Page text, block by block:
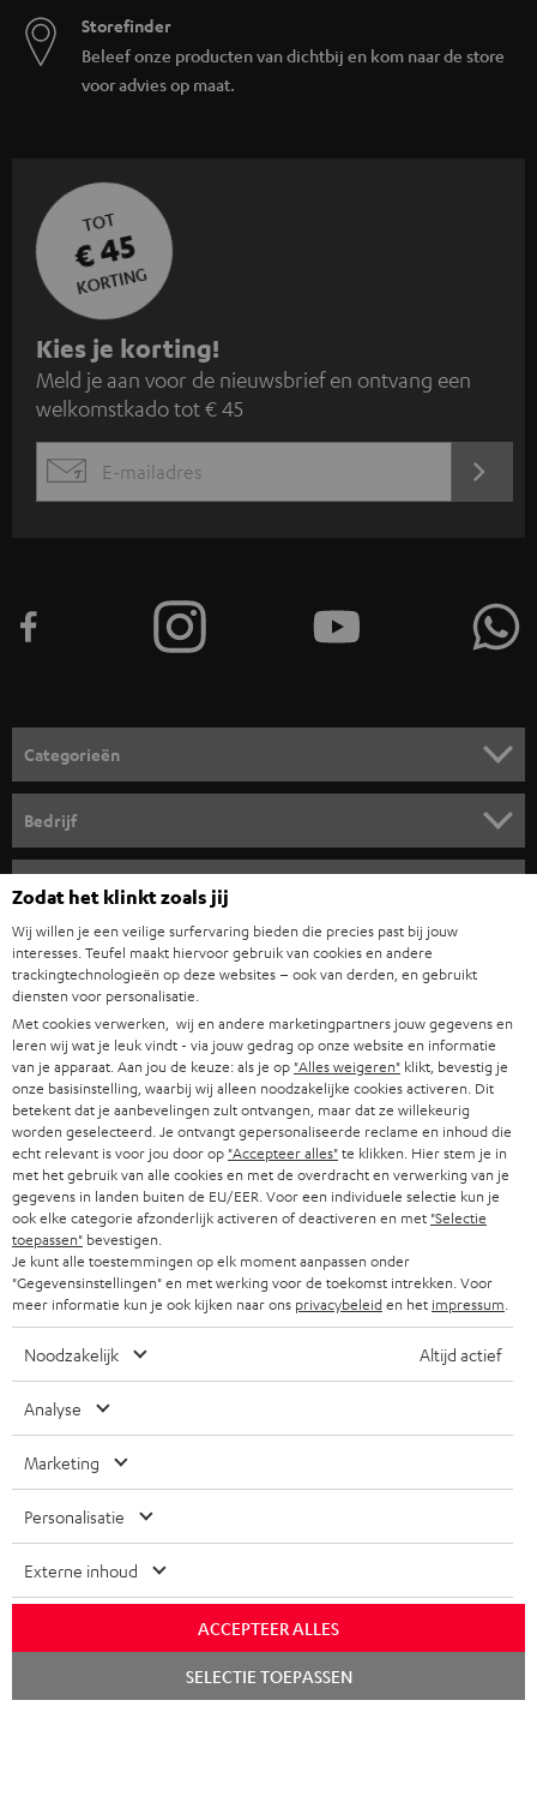
Storefinder
Beleef onze producten van dichtbij en kom naar de store
voor advies op maat.
TOT
€ 45
KORTING
A
a
n
m
e
n
o
r
n
i
e
u
w
s
b
r
i
e
f
Kies je korting!
Meld je aan voor de nieuwsbrief en ontvang een
welkomstkado tot € 45
EMAIL
Categorieën
COMPLETE SYSTEMEN
HIFI-SPEAKERS
SMART HOME
BLUETOOTH
KOPTELEFOONS
BLUETOOTH KOPTELEFOONS
COMPLETE SETS
SPEAKERS
FANSHOP
NIEUWKOMERS
Bedrijf
SUPPORT
CARRIÈRE
PERS & MARKETING
B2B
PARTNERPROGRAMMA
BLOG
NEWSLETTER
STORES
TEUFEL VOORDELEN
TEUFEL STORY
MANAGEMENT
DUURZAAMHEID
NORMEN EN WAARDES
STUDENTENKORTING
Teufel online shops
DUITSLAND
OOSTENRIJK
ZWITSERLAND
NEDERLAND
BELGIË
FRANKRIJK
SPANJE
ITALIË
ANDERE LANDEN
'Kennelijke' (typ)fouten voorbehouden. De op de foto's afgebeelde
accessoires zijn niet bij de levering inbegrepen. Eventuele
verwijderingskosten voor batterijen zijn bij de prijs inbegrepen.
EU Data Act hier de overeenkomst herroepen
Zodat het klinkt zoals jij
Wij willen je een veilige surfervaring bieden die precies past bij jouw
interesses. Teufel maakt hiervoor gebruik van cookies en andere
trackingtechnologieën op deze websites – ook van derden, en gebruikt
diensten voor personalisatie.
Met cookies verwerken, wij en andere marketingpartners jouw gegevens en
leren wij wat je leuk vindt - via jouw gedrag op onze website en informatie
van je apparaat. Aan jou de keuze: als je op "Alles weigeren" klikt, bevestig je
onze basisinstelling, waarbij wij alleen noodzakelijke cookies activeren. Dit
betekent dat je aanbevelingen zult ontvangen, maar dat ze willekeurig
worden geselecteerd. Je ontvangt gepersonaliseerde reclame en inhoud die
echt relevant is voor jou door op "Accepteer alles"te klikken. Hier stem je in
met het gebruik van alle cookies en met de overdracht en verwerking van je
gegevens in landen buiten de EU/EER. Voor een individuele selectie kun je
ook elke categorie afzonderlijk activeren of deactiveren en met "Selectie
toepassen" bevestigen.
Je kunt alle toestemmingen op elk moment aanpassen onder
"Gegevensinstellingen" en met werking voor de toekomst intrekken. Voor
meer informatie kun je ook kijken naar ons privacybeleiden het impressum
Noodzakelijk Altijd actief
Analyse
Marketing
Personalisatie
Externe inhoud
ACCEPTEER ALLES
SELECTIE TOEPASSEN